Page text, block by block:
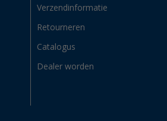
Verzendinformatie
Retourneren
Catalogus
Dealer worden